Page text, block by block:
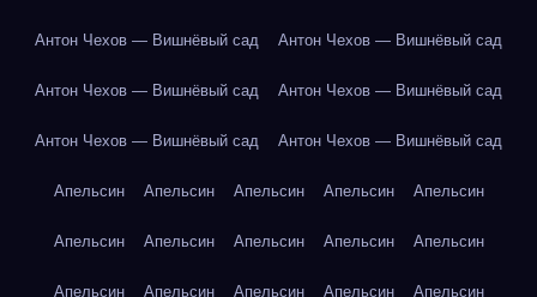
Антон Чехов — Вишнёвый сад Антон Чехов — Вишнёвый сад
Антон Чехов — Вишнёвый сад Антон Чехов — Вишнёвый сад
Антон Чехов — Вишнёвый сад Антон Чехов — Вишнёвый сад
Апельсин Апельсин Апельсин Апельсин Апельсин
Апельсин Апельсин Апельсин Апельсин Апельсин
Апельсин Апельсин Апельсин Апельсин Апельсин